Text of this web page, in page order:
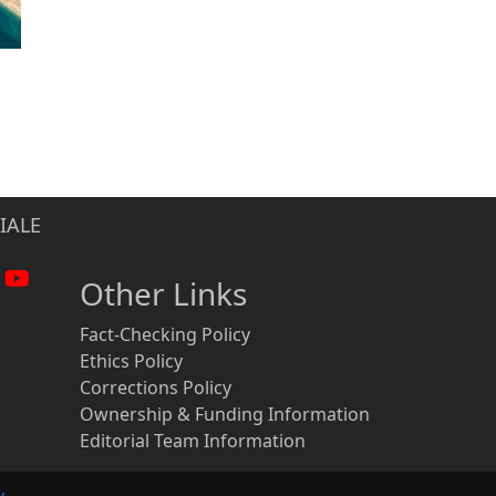
Other Links
Fact-Checking Policy
Ethics Policy
Corrections Policy
Ownership & Funding Information
Editorial Team Information